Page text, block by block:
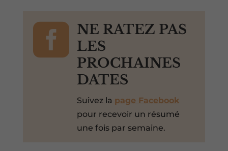

NE RATEZ PAS
LES
PROCHAINES
DATES
Suivez la page Facebook
pour recevoir un résumé
une fois par semaine.